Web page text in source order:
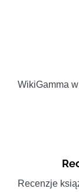
WikiGamma
Recenzje